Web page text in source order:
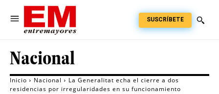
SUSCRÍBETE
Nacional
Inicio Nacional
La Generalitat echa el cierre a dos
residencias por irregularidades en su funcionamiento